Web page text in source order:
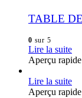
TABLE
0 sur 5
Lire la suite
Aperçu rapide
Lire la suite
Aperçu rapide